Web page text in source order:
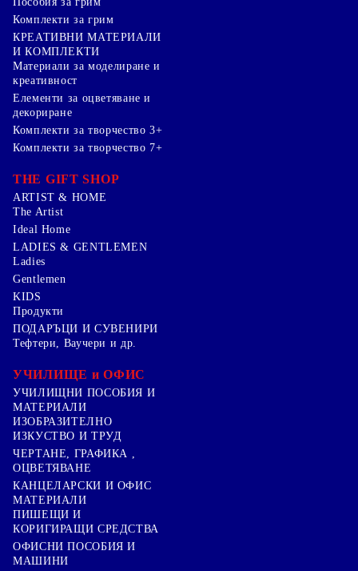
Комплекти за грим
КРЕАТИВНИ МАТЕРИАЛИ
И КОМПЛЕКТИ
Mатериали за моделиране и
креативност
Елементи за оцветяване и
декориране
Комплекти за творчество 3+
Комплекти за творчество 7+
THE GIFT SHOP
ARTIST & HOME
The Artist
Ideal Home
LADIES & GENTLEMEN
Ladies
Gentlemen
KIDS
Продукти
ПОДАРЪЦИ И СУВЕНИРИ
Тефтери, Ваучери и др.
УЧИЛИЩЕ и ОФИС
УЧИЛИЩНИ ПОСОБИЯ И
МАТЕРИАЛИ
ИЗОБРАЗИТЕЛНО
ИЗКУСТВО И ТРУД
ЧЕРТАНЕ, ГРАФИКА ,
ОЦВЕТЯВАНЕ
КАНЦЕЛАРСКИ И ОФИС
МАТЕРИАЛИ
ПИШЕЩИ И
КОРИГИРАЩИ СРЕДСТВА
ОФИСНИ ПОСОБИЯ И
МАШИНИ